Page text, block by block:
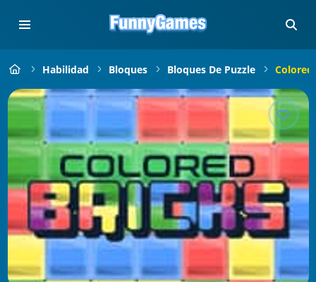
Habilidad Bloques Bloques De Puzzle Colored